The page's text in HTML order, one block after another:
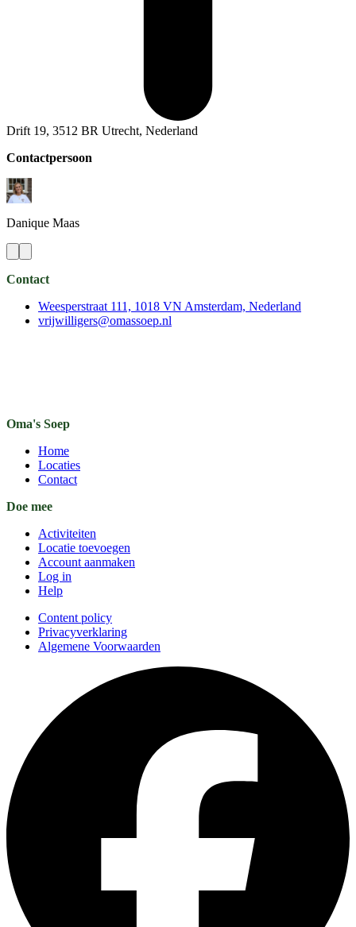
Drift 19, 3512 BR Utrecht, Nederland
Contactpersoon
Danique Maas
Contact
Weesperstraat 111, 1018 VN Amsterdam, Nederland
vrijwilligers@omassoep.nl
Oma's Soep
Home
Locaties
Contact
Doe mee
Activiteiten
Locatie toevoegen
Account aanmaken
Log in
Help
Content policy
Privacyverklaring
Algemene Voorwaarden